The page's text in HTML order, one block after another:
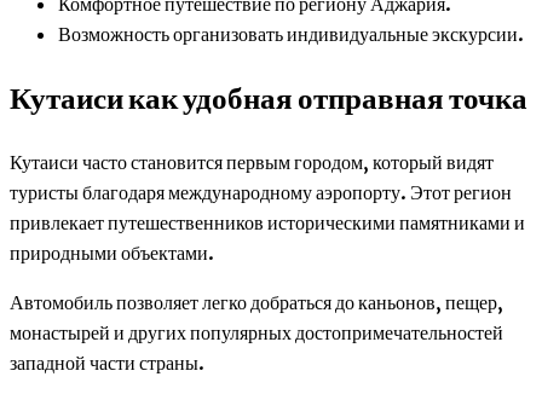
Возможность организовать индивидуальные экскурсии.
Кутаиси как удобная отправная точка
Кутаиси часто становится первым городом, который видят
туристы благодаря международному аэропорту. Этот регион
привлекает путешественников историческими памятниками и
природными объектами.
Автомобиль позволяет легко добраться до каньонов, пещер,
монастырей и других популярных достопримечательностей
западной части страны.